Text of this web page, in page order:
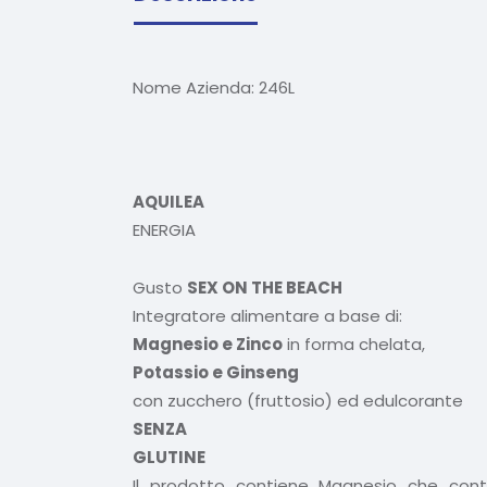
Nome Azienda: 246L
AQUILEA
ENERGIA
Gusto SEX ON THE BEACH
Integratore alimentare a base di:
Magnesio e Zincoin forma chelata,
Potassio e Ginseng
con zucchero (fruttosio) ed edulcorante
SENZA
GLUTINE